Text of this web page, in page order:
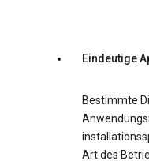
Eindeutige
Bestimmte
Art des